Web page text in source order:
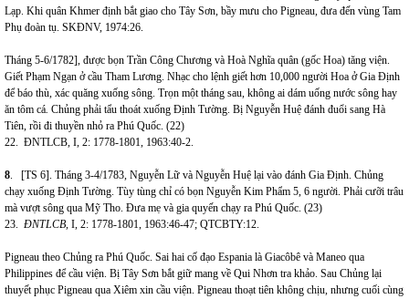
Lạp. Khi quân Khmer định bắt giao cho Tây Sơn, bầy mưu cho Pigneau, đưa đến vùng Tam
Phụ đoàn tụ. SKĐNV, 1974:26.
Tháng 5-6/1782], được bọn Trần Công Chương và Hoà Nghĩa quân (gốc Hoa) tăng viện.
Giết Phạm Ngạn ở cầu Tham Lương. Nhạc cho lệnh giết hơn 10,000 người Hoa ở Gia Định
để báo thù, xác quăng xuống sông. Trọn một tháng sau, không ai dám uống nước sông hay
ăn tôm cá. Chủng phải tẩu thoát xuống Định Tường. Bị Nguyễn Huệ đánh đuổi sang Hà
Tiên, rồi đi thuyền nhỏ ra Phú Quốc. (22)
22. ĐNTLCB, I, 2: 1778-1801, 1963:40-2.
8. [TS 6]. Tháng 3-4/1783, Nguyễn Lữ và Nguyễn Huệ lại vào đánh Gia Định. Chủng
chạy xuống Định Tường. Tùy tùng chỉ có bọn Nguyễn Kim Phẩm 5, 6 người. Phải cưỡi trâu
mà vượt sông qua Mỹ Tho. Đưa mẹ và gia quyến chạy ra Phú Quốc. (23)
23. ĐNTLCB, I, 2: 1778-1801, 1963:46-47; QTCBTY:12.
Pigneau theo Chủng ra Phú Quốc. Sai hai cố đạo Espania là Giacôbê và Maneo qua
Philippines để cầu viện. Bị Tây Sơn bắt giữ mang về Qui Nhơn tra khảo. Sau Chủng lại
thuyết phục Pigneau qua Xiêm xin cầu viện. Pigneau thoạt tiên không chịu, nhưng cuối cùng